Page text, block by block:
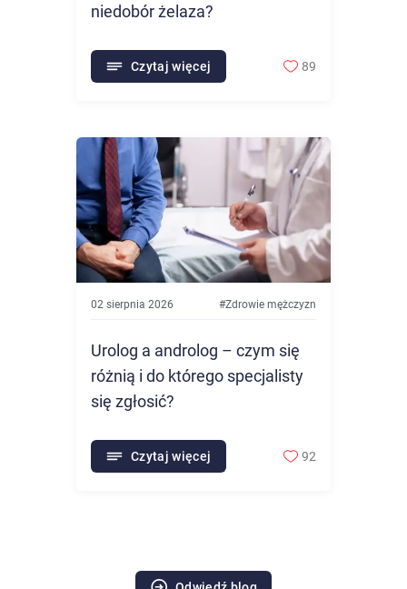
niedobór żelaza?
Czytaj więcej 89
02 sierpnia 2026 #Zdrowie mężczyzn
Urolog a androlog – czym się
różnią i do którego specjalisty
się zgłosić?
Czytaj więcej 92